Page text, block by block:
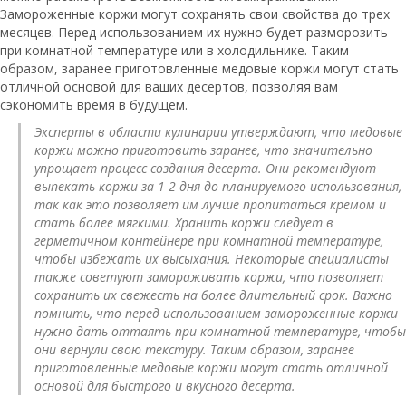
Замороженные коржи могут сохранять свои свойства до трех
месяцев. Перед использованием их нужно будет разморозить
при комнатной температуре или в холодильнике. Таким
образом, заранее приготовленные медовые коржи могут стать
отличной основой для ваших десертов, позволяя вам
сэкономить время в будущем.
Эксперты в области кулинарии утверждают, что медовые
коржи можно приготовить заранее, что значительно
упрощает процесс создания десерта. Они рекомендуют
выпекать коржи за 1-2 дня до планируемого использования,
так как это позволяет им лучше пропитаться кремом и
стать более мягкими. Хранить коржи следует в
герметичном контейнере при комнатной температуре,
чтобы избежать их высыхания. Некоторые специалисты
также советуют замораживать коржи, что позволяет
сохранить их свежесть на более длительный срок. Важно
помнить, что перед использованием замороженные коржи
нужно дать оттаять при комнатной температуре, чтобы
они вернули свою текстуру. Таким образом, заранее
приготовленные медовые коржи могут стать отличной
основой для быстрого и вкусного десерта.